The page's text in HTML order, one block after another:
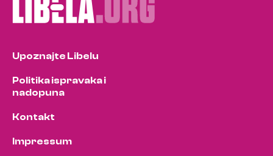
Upoznajte Libelu
Politika ispravaka i
nadopuna
Kontakt
Impressum